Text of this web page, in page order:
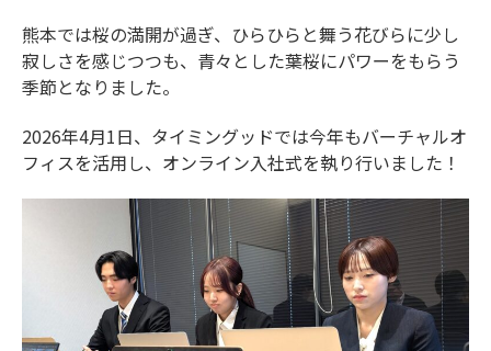
熊本では桜の満開が過ぎ、ひらひらと舞う花びらに少し
寂しさを感じつつも、青々とした葉桜にパワーをもらう
季節となりました。
2026年4月1日、タイミングッドでは今年もバーチャルオ
フィスを活用し、オンライン入社式を執り行いました！